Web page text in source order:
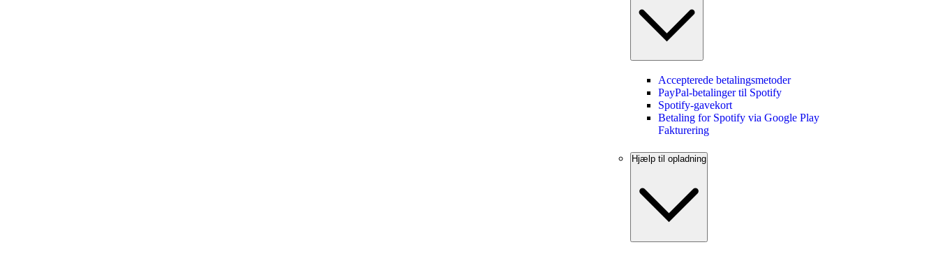
Accepterede betalingsmetoder
PayPal-betalinger til Spotify
Spotify-gavekort
Betaling for Spotify via Google Play
Fakturering
Hjælp til opladning